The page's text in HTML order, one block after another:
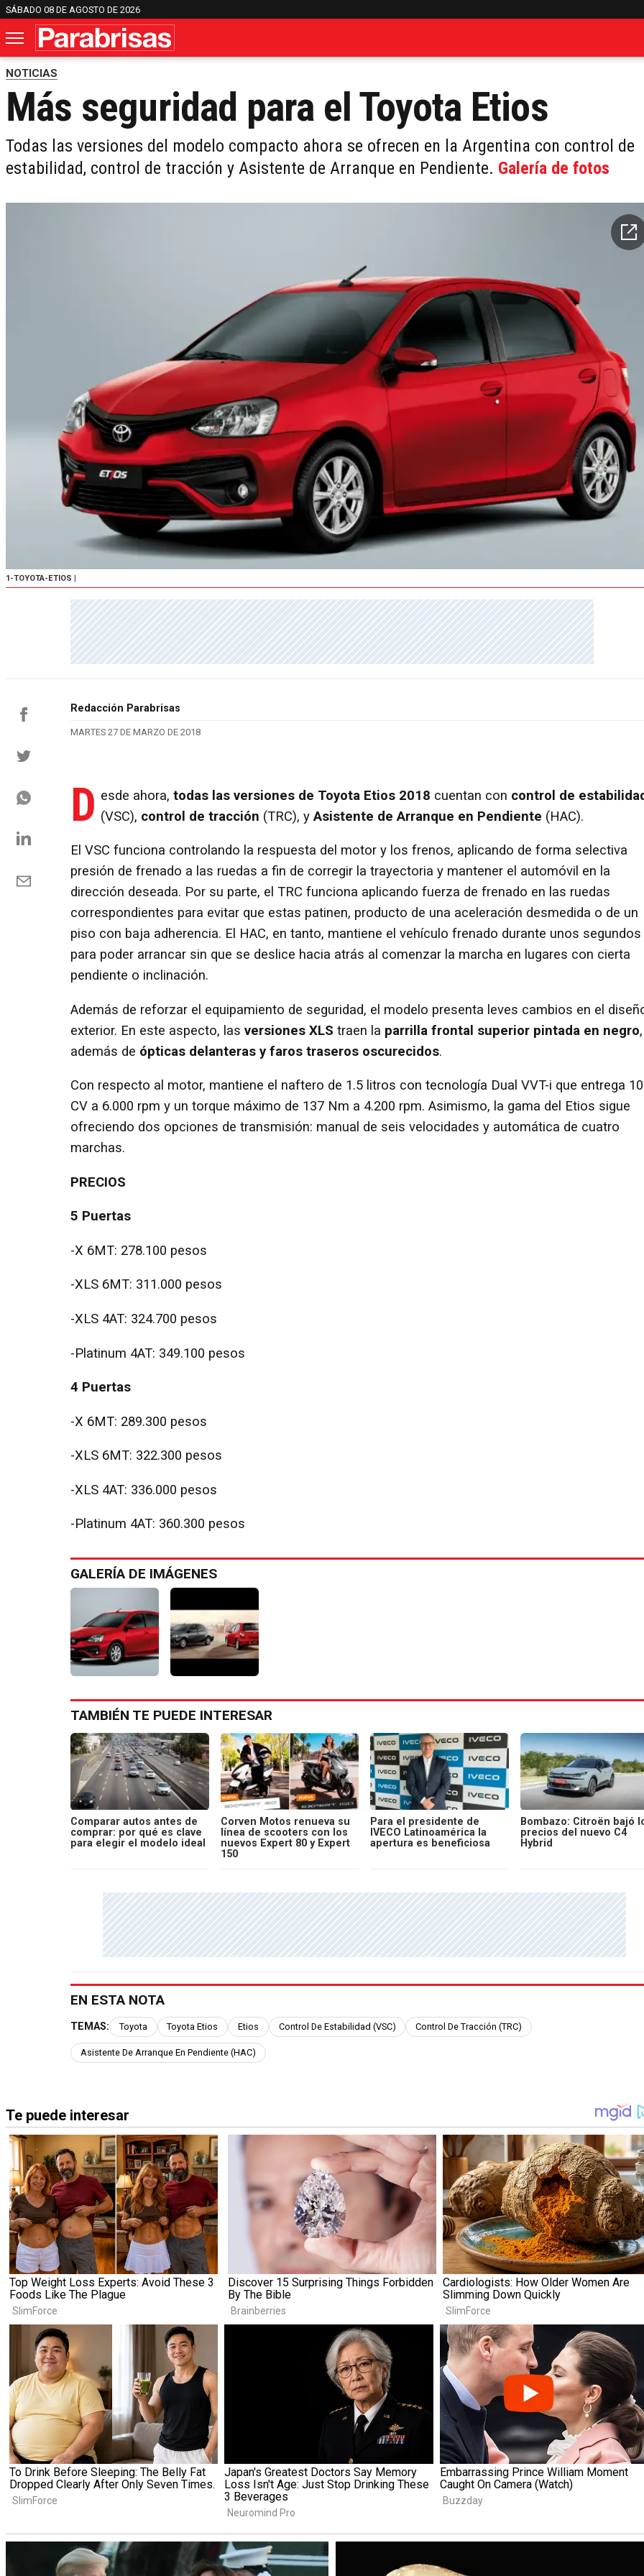
SÁBADO 08 DE AGOSTO DE 2026
NOTICIAS
Más seguridad para el Toyota Etios
Todas las versiones del modelo compacto ahora se ofrecen en la Argentina con control de
estabilidad, control de tracción y Asistente de Arranque en Pendiente. Galería de fotos
1-TOYOTA-ETIOS |
Redacción Parabrisas
MARTES 27 DE MARZO DE 2018
D esde ahora, todas las versiones de Toyota Etios 2018 cuentan con control de
(VSC), control de tracción (TRC), yAsistente de Arranque en Pendiente (HAC).
El VSC funciona controlando la respuesta del motor y los frenos, aplicando de forma selectiva
presión de frenado a las ruedas a fin de corregir la trayectoria y mantener el automóvil en la
dirección deseada. Por su parte, el TRC funciona aplicando fuerza de frenado en las ruedas
correspondientes para evitar que estas patinen, producto de una aceleración desmedida o de un
piso con baja adherencia. El HAC, en tanto, mantiene el vehículo frenado durante unos segundos
para poder arrancar sin que se deslice hacia atrás al comenzar la marcha en lugares con cierta
pendiente o inclinación.
Además de reforzar el equipamiento de seguridad, el modelo presenta leves cambios en el
exterior. En este aspecto, las versiones XLS traen la parrilla frontal superior pintada en negro,
además de ópticas delanteras y faros traseros oscurecidos.
Con respecto al motor, mantiene el naftero de 1.5 litros con tecnología Dual VVT-i que entrega
CV a 6.000 rpm y un torque máximo de 137 Nm a 4.200 rpm. Asimismo, la gama del Etios sigue
ofreciendo dos opciones de transmisión: manual de seis velocidades y automática de cuatro
marchas.
PRECIOS
5 Puertas
-X 6MT: 278.100 pesos
-XLS 6MT: 311.000 pesos
-XLS 4AT: 324.700 pesos
-Platinum 4AT: 349.100 pesos
4 Puertas
-X 6MT: 289.300 pesos
-XLS 6MT: 322.300 pesos
-XLS 4AT: 336.000 pesos
-Platinum 4AT: 360.300 pesos
GALERÍA DE IMÁGENES
TAMBIÉN TE PUEDE INTERESAR
Comparar autos antes de
comprar: por qué es clave
para elegir el modelo ideal
Corven Motos renueva su
línea de scooters con los
nuevos Expert 80 y Expert
150
Para el presidente de
IVECO Latinoamérica la
apertura es beneficiosa
Bombazo: Citroën bajó
precios del nuevo C4
Hybrid
EN ESTA NOTA
TEMAS: Toyota Toyota Etios Etios Control De Estabilidad (VSC) Control De Tracción (TRC)
Asistente De Arranque En Pendiente (HAC)